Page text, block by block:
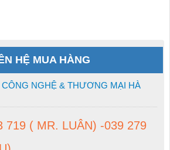
HỆ MUA HÀNG
NGHỆ & THƯƠNG MẠI HÀ
719 ( MR. LUÂN) -039 279